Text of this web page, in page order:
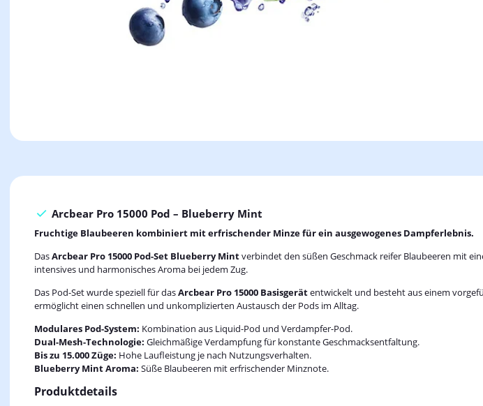
Arcbear Pro 15000 Pod – Blueberry Mint
Fruchtige Blaubeeren kombiniert mit erfrischender Minze für ein ausgewogenes Dampferlebnis.
DasArcbear Pro 15000 Pod-Set Blueberry Mintverbindet den süßen Geschmack reifer Blaubeeren mit
intensives und harmonisches Aroma bei jedem Zug.
Das Pod-Set wurde speziell für dasArcbear Pro 15000 Basisgerätentwickelt und besteht aus einem
ermöglicht einen schnellen und unkomplizierten Austausch der Pods im Alltag.
Modulares Pod-System: Kombination aus Liquid-Pod und Verdampfer-Pod.
Dual-Mesh-Technologie: Gleichmäßige Verdampfung für konstante Geschmacksentfaltung.
Bis zu 15.000 Züge: Hohe Laufleistung je nach Nutzungsverhalten.
Blueberry Mint Aroma: Süße Blaubeeren mit erfrischender Minznote.
Produktdetails